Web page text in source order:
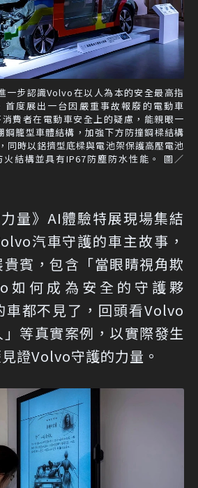
一步認識Volvo在以人為本的安全最高指
首度展出一台因嚴重事故報廢的電動車
費者在電動車安全上的疑慮，能親眼一
籠型車體結構，加強下方防撞鋼樑結構
同時以鋁擠型底樑與電池架保護高壓電池
結構並具有IP67防塵防水性能。 圖／
量》AI體驗特展現場集結
汽車守護的車主故事，
賓，包含「當眼睛視角欺
如何成為安全的守護夥
車都不見了，回頭看Volvo
等真實案例，以實際發生
證Volvo守護的力量。